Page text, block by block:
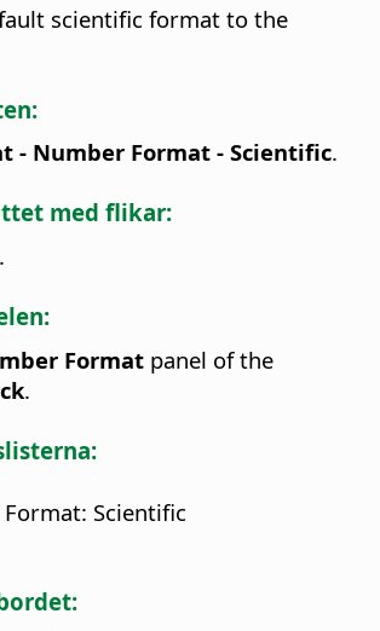
scientific format to the
- Number Format - Scientific.
med flikar:
.
Format panel of the
.
Scientific